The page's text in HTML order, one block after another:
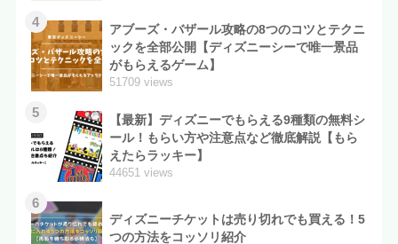
4
アブーズ・バザール攻略の8つのコツとテクニ
ックを全部公開【ディズニーシーで唯一景品
がもらえるゲーム】
51709 views
5
【最新】ディズニーでもらえる9種類の無料シ
ール！もらい方や注意点など徹底解説【もら
えたらラッキー】
44651 views
6
ディズニーチケットは売り切れでも買える！5
つの方法をコッソリ紹介